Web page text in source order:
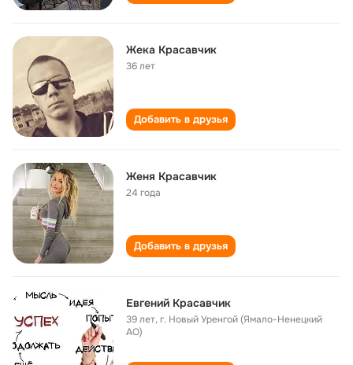
Жека Красавчик
36 лет
Добавить в друзья
Женя Красавчик
24 года
Добавить в друзья
Евгений Красавчик
39 лет,г. Новый Уренгой (Ямало-Ненецкий
АО)